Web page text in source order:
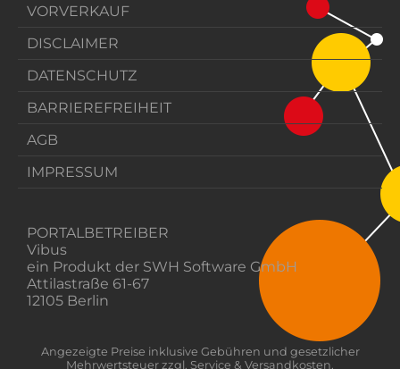
VORVERKAUF
DISCLAIMER
DATENSCHUTZ
BARRIEREFREIHEIT
AGB
IMPRESSUM
PORTALBETREIBER
Vibus
ein Produkt der SWH Software GmbH
Attilastraße 61-67
12105 Berlin
Angezeigte Preise inklusive Gebühren und gesetzlicher
Mehrwertsteuer zzgl. Service & Versandkosten.